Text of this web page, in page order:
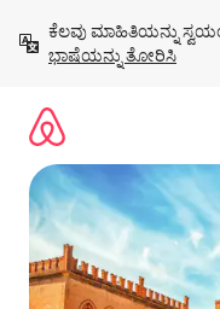
ಹೋಗಿ
ಕೆಲವು ಮಾಹಿತಿಯನ್ನು
ಭಾಷೆಯನ್ನು ತೋರಿಸಿ